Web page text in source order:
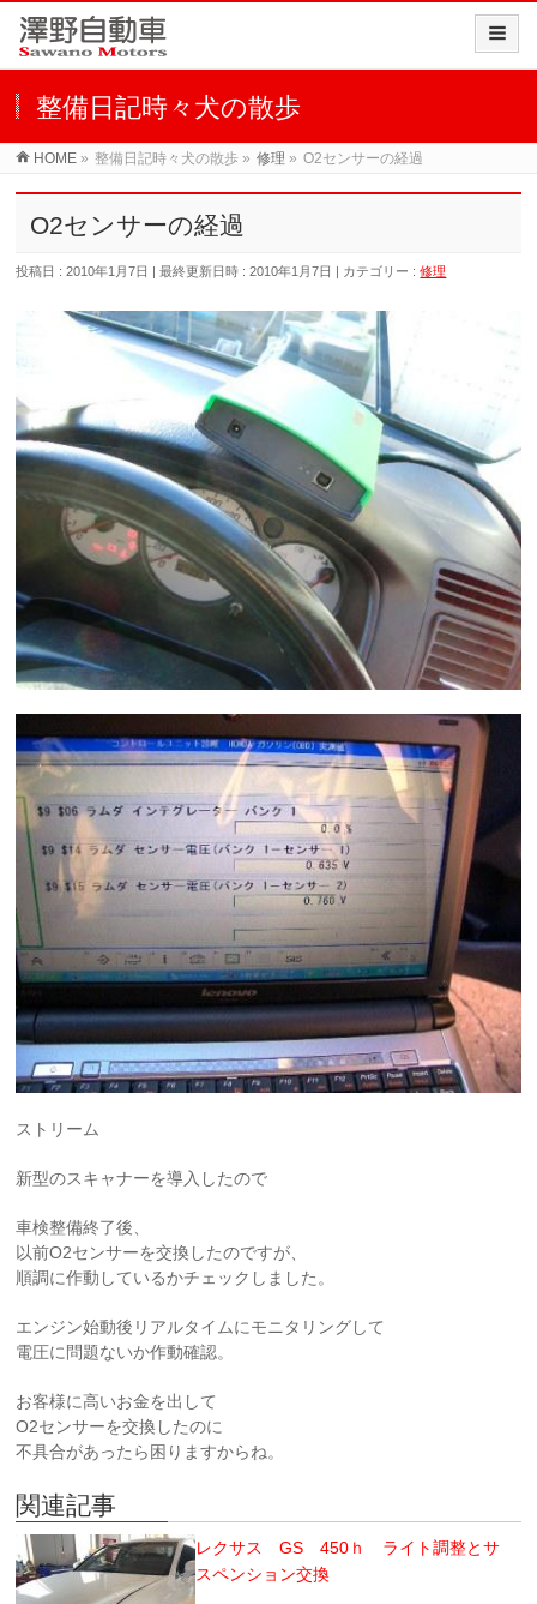
整備日記時々犬の散歩
HOME » 整備日記時々犬の散歩 » 修理 » O2センサーの経過
O2センサーの経過
投稿日 : 2010年1月7日 最終更新日時 : 2010年1月7日 カテゴリー :修理
ストリーム
新型のスキャナーを導入したので
車検整備終了後、
以前O2センサーを交換したのですが、
順調に作動しているかチェックしました。
エンジン始動後リアルタイムにモニタリングして
電圧に問題ないか作動確認。
お客様に高いお金を出して
O2センサーを交換したのに
不具合があったら困りますからね。
関連記事
レクサス GS 450ｈ ライト調整とサ
スペンション交換